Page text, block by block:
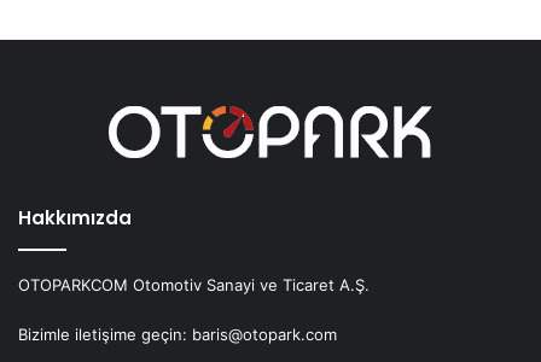
Hakkımızda
OTOPARKCOM Otomotiv Sanayi ve Ticaret A.Ş.
Bizimle iletişime geçin: baris@otopark.com